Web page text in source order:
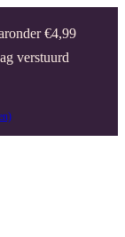
€4,99
verstuurd